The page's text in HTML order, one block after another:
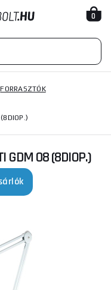
0
FORRASZTÓK
GDM 08 (8DIOP.)